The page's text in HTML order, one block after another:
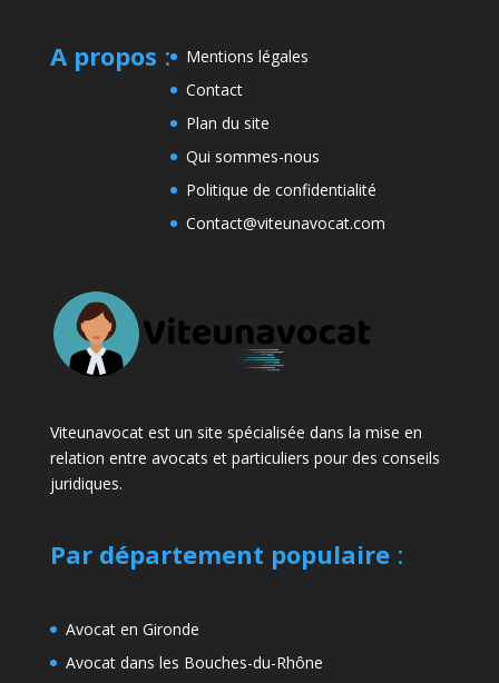
A propos :
Mentions légales
Contact
Plan du site
Qui sommes-nous
Politique de confidentialité
Contact@viteunavocat.com
Viteunavocat est un site spécialisée dans la mise en
relation entre avocats et particuliers pour des conseils
juridiques.
Par département populaire:
Avocat en Gironde
Avocat dans les Bouches-du-Rhône